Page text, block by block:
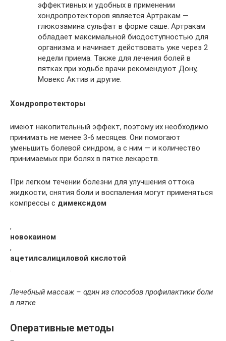
эффективных и удобных в применении
хондропротекторов является Артракам —
глюкозамина сульфат в форме саше. Артракам
обладает максимальной биодоступностью для
организма и начинает действовать уже через 2
недели приема. Также для лечения болей в
пятках при ходьбе врачи рекомендуют Дону,
Мовекс Актив и другие.
Хондропротекторы
имеют накопительный эффект, поэтому их необходимо
принимать не менее 3-6 месяцев. Они помогают
уменьшить болевой синдром, а с ним — и количество
принимаемых при болях в пятке лекарств.
При легком течении болезни для улучшения оттока
жидкости, снятия боли и воспаления могут применяться
компрессы с димексидом
,
новокаином
,
ацетилсалициловой кислотой
.
Лечебный массаж – один из способов профилактики боли
в пятке
Оперативные методы